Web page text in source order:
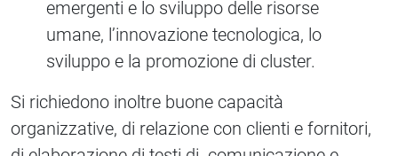
emergenti e lo sviluppo delle risorse
umane, l’innovazione tecnologica, lo
sviluppo e la promozione di cluster.
Si richiedono inoltre buone capacità
organizzative, di relazione con clienti e fornitori,